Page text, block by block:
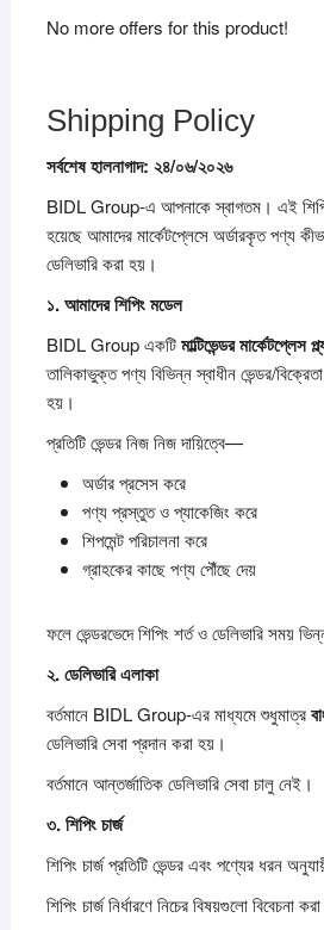
No more offers for this product!
Shipping Policy
সর্বশেষহালনাগাদ: ২৪/০৬/২০২৬
BIDL Group-এ আপনাকে স্বাগতম। এই শিপিং
হয়েছে আমাদের মার্কেটপ্লেসে অর্ডারকৃত পণ্য
ডেলিভারি করা হয়।
১.আমাদেরশিপিংমডেল
BIDL Group একটিমাল্টিভেন্ডরমার্কেটপ্লেস
তালিকাভুক্ত পণ্য বিভিন্ন স্বাধীন ভেন্ডর/
হয়।
প্রতিটি ভেন্ডর নিজ নিজ দায়িত্বে—
অর্ডার প্রসেস করে
পণ্য প্রস্তুত ও প্যাকেজিং করে
শিপমেন্ট পরিচালনা করে
গ্রাহকের কাছে পণ্য পৌঁছে দেয়
ফলে ভেন্ডরভেদে শিপিং শর্ত ও ডেলিভারি সময়
২.ডেলিভারিএলাকা
বর্তমানে BIDL Group-এর মাধ্যমে শুধুমাত্র
ডেলিভারি সেবা প্রদান করা হয়।
বর্তমানে আন্তর্জাতিক ডেলিভারি সেবা চালু নেই।
৩.শিপিংচার্জ
শিপিং চার্জ প্রতিটি ভেন্ডর এবং পণ্যের ধরন
শিপিং চার্জ নির্ধারণে নিচের বিষয়গুলো বিবেচনা